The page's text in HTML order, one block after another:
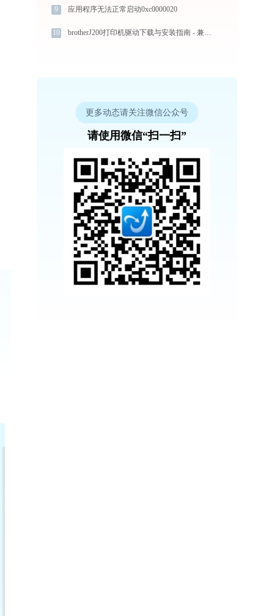
9 应用程序无法正常启动0xc0000020
10 brotherJ200打印机驱动下载与安装指南 - 兼容性及常见问题解决
更多动态请关注微信公众号
请使用微信“扫一扫”